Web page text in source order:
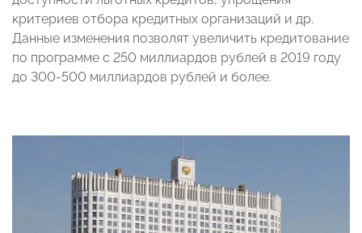
критериев отбора кредитных организаций и др.
Данные изменения позволят увеличить кредитование
по программе с 250 миллиардов рублей в 2019 году
до 300-500 миллиардов рублей и более.